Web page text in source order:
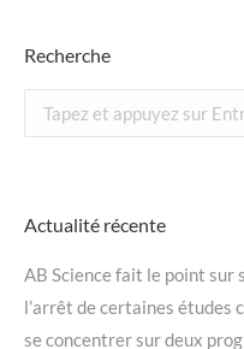
Recherche
Recherche
:
Actualité récente
AB Science fait le point sur
l’arrêt de certaines études
se concentrer sur deux